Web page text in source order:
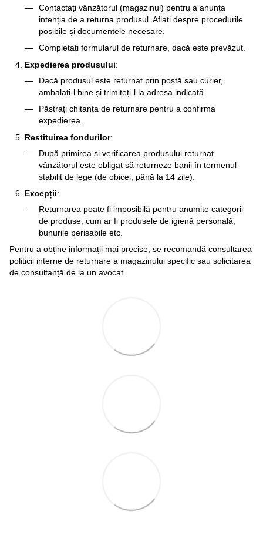
Contactați vânzătorul (magazinul) pentru a anunța
intenția de a returna produsul. Aflați despre procedurile
posibile și documentele necesare.
Completați formularul de returnare, dacă este prevăzut.
Expedierea produsului:
Dacă produsul este returnat prin poștă sau curier,
ambalați-l bine și trimiteți-l la adresa indicată.
Păstrați chitanța de returnare pentru a confirma
expedierea.
Restituirea fondurilor:
După primirea și verificarea produsului returnat,
vânzătorul este obligat să returneze banii în termenul
stabilit de lege (de obicei, până la 14 zile).
Excepții:
Returnarea poate fi imposibilă pentru anumite categorii
de produse, cum ar fi produsele de igienă personală,
bunurile perisabile etc.
Pentru a obține informații mai precise, se recomandă consultarea
politicii interne de returnare a magazinului specific sau solicitarea
de consultanță de la un avocat.